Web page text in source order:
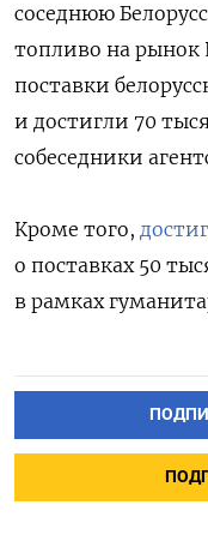
соседнюю
топливо на
поставки
и достигли 70
собеседники
Кроме того,
о поставках 50
в рамках